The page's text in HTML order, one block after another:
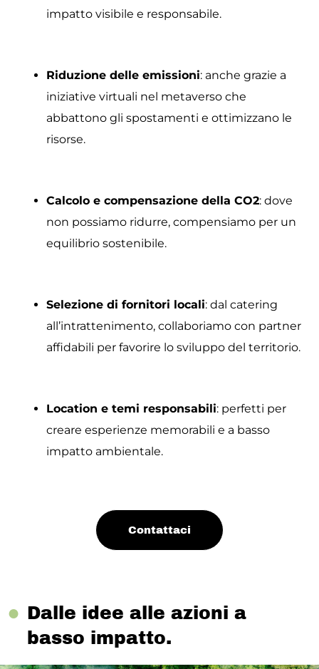
impatto visibile e responsabile.
Riduzione delle emissioni: anche grazie a
iniziative virtuali nel metaverso che
abbattono gli spostamenti e ottimizzano le
risorse.
Calcolo e compensazione della CO2: dove
non possiamo ridurre, compensiamo per un
equilibrio sostenibile.
Selezione di fornitori locali: dal catering
all’intrattenimento, collaboriamo con partner
affidabili per favorire lo sviluppo del territorio.
Location e temi responsabili: perfetti per
creare esperienze memorabili e a basso
impatto ambientale.
Contattaci
●
Dalle idee alle azioni a
basso impatto.